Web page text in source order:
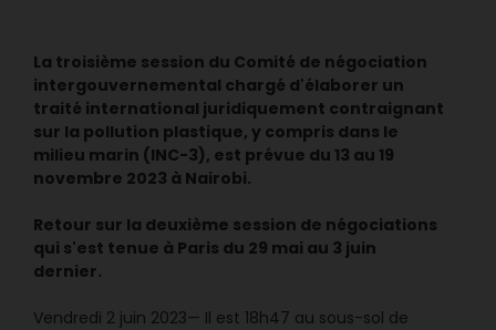
La troisième session du Comité de négociation
intergouvernemental chargé d'élaborer un
traité international juridiquement contraignant
sur la pollution plastique, y compris dans le
milieu marin (INC-3), est prévue du 13 au 19
novembre 2023 à Nairobi.
Retour sur la deuxième session de négociations
qui s'est tenue à Paris du 29 mai au 3 juin
dernier.
Vendredi 2 juin 2023— Il est 18h47 au sous-sol de